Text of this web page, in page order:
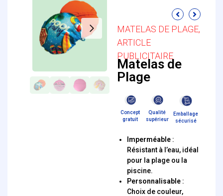
MATELAS DE PLAGE,
ARTICLE
PUBLICITAIRE
Matelas de
Plage
Concept
gratuit
Qualité
supérieur
Emballage
sécurisé
Imperméable:
Résistant à l’eau, idéal
pour la plage ou la
piscine.
Personnalisable:
Choix de couleur,